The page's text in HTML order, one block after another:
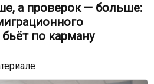
а проверок — больше:
по карману